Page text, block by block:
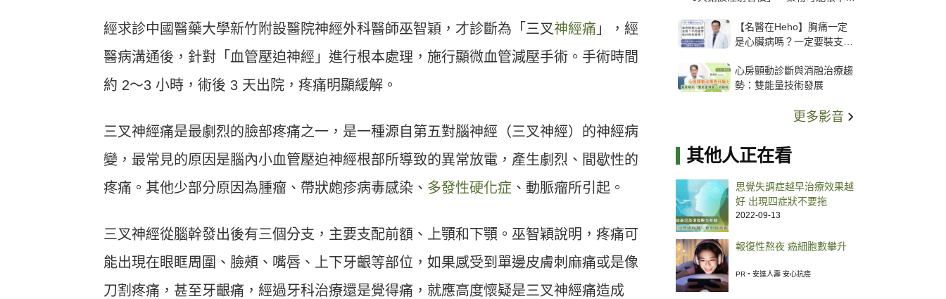
經求診中國醫藥大學新竹附設醫院神經外科醫師巫智穎，才診斷為「三叉神經痛 」，經
醫病溝通後，針對「血管壓迫神經」進行根本處理，施行顯微血管減壓手術。手術時間
約 2〜3 小時，術後 3 天出院，疼痛明顯緩解。
三叉神經痛是最劇烈的臉部疼痛之一，是一種源自第五對腦神經（三叉神經）的神經病
變，最常見的原因是腦內小血管壓迫神經根部所導致的異常放電，產生劇烈、間歇性的
疼痛。其他少部分原因為腫瘤、帶狀皰疹病毒感染、 多發性硬化症 、動脈瘤所引起。
三叉神經從腦幹發出後有三個分支，主要支配前額、上顎和下顎。巫智穎說明，疼痛可
能出現在眼眶周圍、臉頰、嘴唇、上下牙齦等部位，如果感受到單邊皮膚刺麻痛或是像
刀割疼痛，甚至牙齦痛，經過牙科治療還是覺得痛，就應高度懷疑是三叉神經痛造成
【名醫在Heho】胸痛一定
是心臟病嗎？一定要裝支
解析支架種類、風險與選擇
關鍵
心房顫動診斷與消融治療趨
勢：雙能量技術發展
更多影音
其他人正在看
思覺失調症越早治療效果越
好 出現四症狀不要拖
2022-09-13
報復性熬夜 癌細胞數攀升
PR・安達人壽 安心抗癌